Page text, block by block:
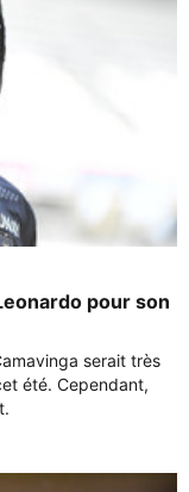
pour son
serait très
été. Cependant,